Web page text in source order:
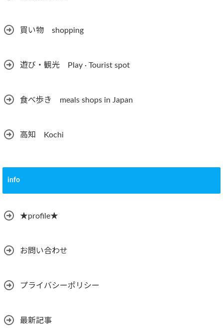
買い物 shopping
遊び・観光 Play · Tourist spot
食べ歩き meals shops in Japan
高知 Kochi
info
★profile★
お問い合わせ
プライバシーポリシー
最新記事